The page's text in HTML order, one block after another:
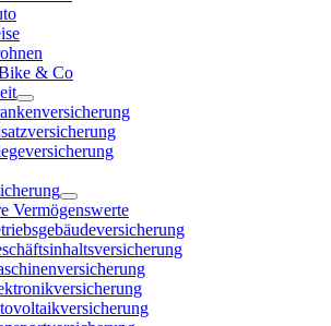
& Co
Vermögenswerte